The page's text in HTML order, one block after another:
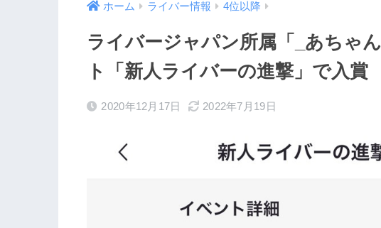
ホーム ライバー情報 4位以降
ライバージャパン所属「_あちゃん
ト「新人ライバーの進撃」で入賞
2020年12月17日 2022年7月19日